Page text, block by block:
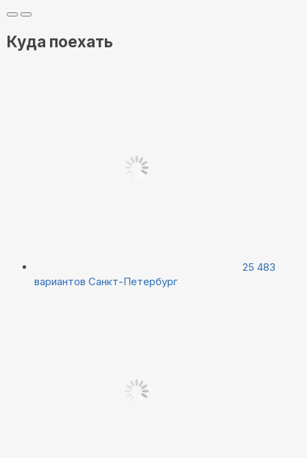
Куда поехать
25 483
вариантов Санкт-Петербург